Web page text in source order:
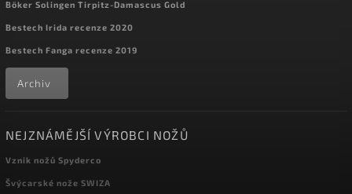
Böker Solingen Tirpitz-Damascus Gold
Bestech Irida recenze 2020
Bestech Fanga recenze 2019
Archiv
NEJZNÁMĚJŠÍ VÝROBCI NOŽŮ
Vznik nožů Spyderco
Švýcarské nože SWIZA